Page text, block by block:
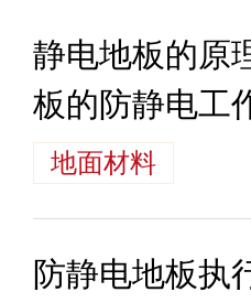
静电地板的原
板的防静电工
地面材料
防静电地板执